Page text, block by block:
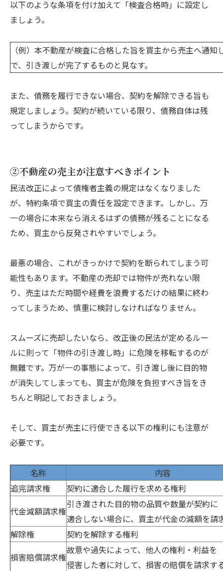
以下のような条項を付け加えて「検査合格時」に設定し
ましょう。
（例）本不動産が検査に合格した旨を買主から売主へ通知
で、引き渡しが完了するものと見なす。
また、債務を履行できない場合、契約を解除できる旨も
規定しましょう。契約が続いている限り、債務自体は残
ってしまうからです。
②不動産の売主が注意すべきポイント
民法改正によって債権者主義の規定はなくなりました
が、特約条項で買主の責任を設定できます。しかし、万
一の場合に本来なら消えるはずの債務が残ることになる
ため、買主から反発されやすいでしょう。
最悪の場合、これがきっかけで契約を断られてしまう可
能性もあります。不動産の売却では物件が売れない限
り、売主はただ時間や経費を浪費するだけの結果に終わ
ってしまうため、慎重に検討しなければなりません。
スムーズに売却したいなら、改正後の民法が定めるルー
ルに則って「物件の引き渡し時」に危険を移転するのが
無難です。万が一の事態によって、引き渡し後に目的物
が消失してしまっても、買主が危険を負担すべき旨をき
ちんと明記しておきましょう。
そして、買主が売主に行使できる以下の権利にも注意が
必要です。
名称
内容
追完請求権
契約に適合した履行を求める権利
代金減額請求権
引き渡された目的物の品質や数量が契約に
適合しない場合に、買主が代金の減額を請
解除権
契約を解除する権利
損害賠償請求権
故意や過失によって、他人の権利・利益を
侵害した者に対して、損害の賠償を請求す